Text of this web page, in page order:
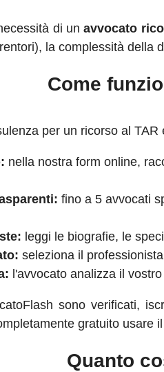
di unavvocato
la complessità della
Come
per un ricorso al
nella nostra form online,
fino a 5 avvocati
leggi le biografie, le
seleziona il
l'avvocato analizza il
sono verificati,
gratuito usare
Quanto